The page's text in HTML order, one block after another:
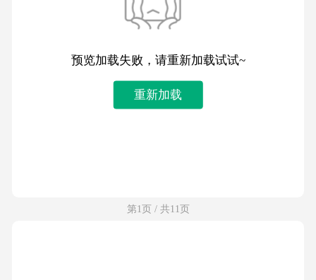
预览加载失败，请重新加载试试~
重新加载
第1页 / 共11页